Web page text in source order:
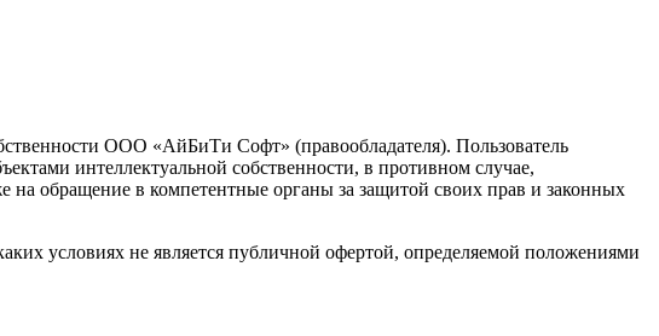
ООО «АйБиТи Софт» (правообладателя). Пользователь
интеллектуальной собственности, в противном случае,
на обращение в компетентные органы за защитой своих прав и законных
условиях не является публичной офертой, определяемой положениями